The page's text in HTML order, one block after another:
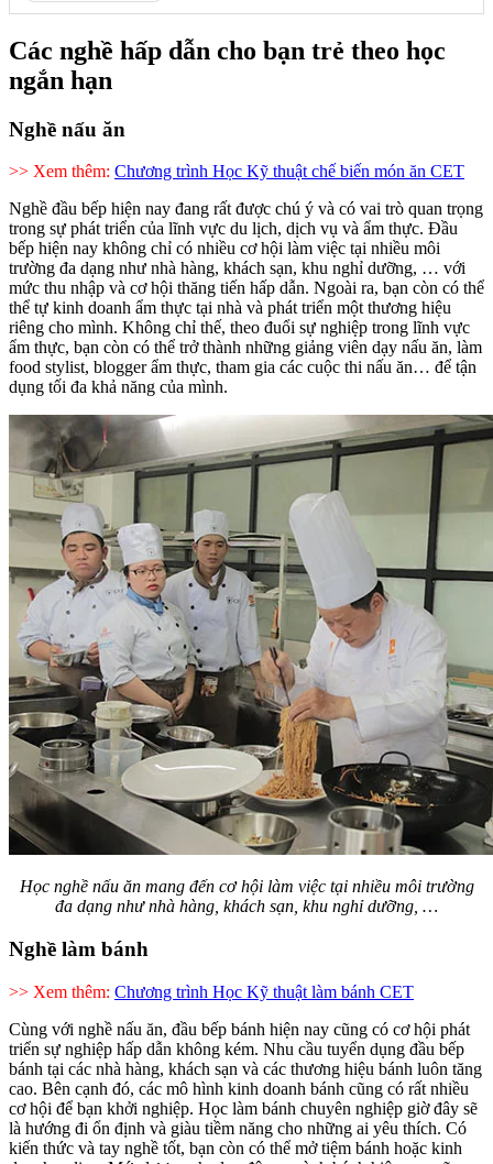
Các nghề hấp dẫn cho bạn trẻ theo học
ngắn hạn
Nghề nấu ăn
>> Xem thêm: Chương trình Học Kỹ thuật chế biến món ăn CET
Nghề đầu bếp hiện nay đang rất được chú ý và có vai trò quan trọng
trong sự phát triển của lĩnh vực du lịch, dịch vụ và ẩm thực. Đầu
bếp hiện nay không chỉ có nhiều cơ hội làm việc tại nhiều môi
trường đa dạng như nhà hàng, khách sạn, khu nghỉ dưỡng, … với
mức thu nhập và cơ hội thăng tiến hấp dẫn. Ngoài ra, bạn còn có thể
thể tự kinh doanh ẩm thực tại nhà và phát triển một thương hiệu
riêng cho mình. Không chỉ thế, theo đuổi sự nghiệp trong lĩnh vực
ẩm thực, bạn còn có thể trở thành những giảng viên dạy nấu ăn, làm
food stylist, blogger ẩm thực, tham gia các cuộc thi nấu ăn… để tận
dụng tối đa khả năng của mình.
Học nghề nấu ăn mang đến cơ hội làm việc tại nhiều môi trường
đa dạng như nhà hàng, khách sạn, khu nghỉ dưỡng, …
Nghề làm bánh
>> Xem thêm: Chương trình Học Kỹ thuật làm bánh CET
Cùng với nghề nấu ăn, đầu bếp bánh hiện nay cũng có cơ hội phát
triển sự nghiệp hấp dẫn không kém. Nhu cầu tuyển dụng đầu bếp
bánh tại các nhà hàng, khách sạn và các thương hiệu bánh luôn tăng
cao. Bên cạnh đó, các mô hình kinh doanh bánh cũng có rất nhiều
cơ hội để bạn khởi nghiệp. Học làm bánh chuyên nghiệp giờ đây sẽ
là hướng đi ổn định và giàu tiềm năng cho những ai yêu thích. Có
kiến thức và tay nghề tốt, bạn còn có thể mở tiệm bánh hoặc kinh